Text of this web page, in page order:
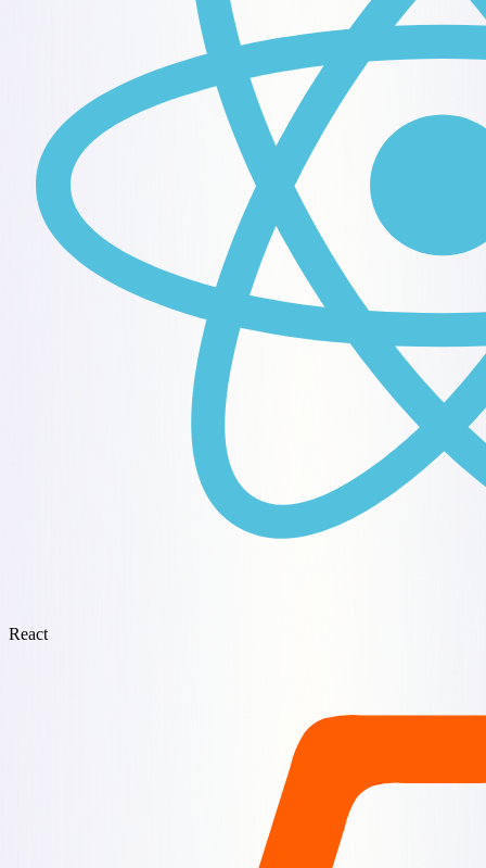
React